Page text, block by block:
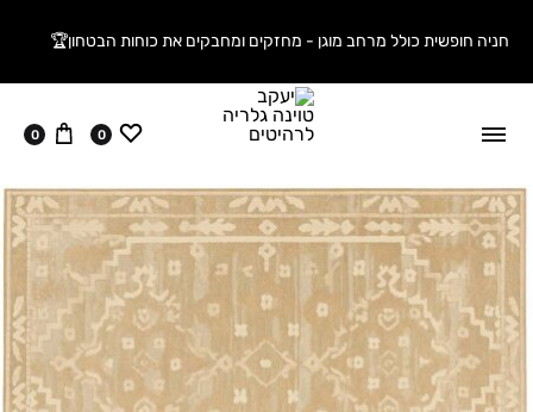
חניה חופשית כולל מרחב מוגן - מחזקים ומחבקים את כוחות הבטחון🏆
ווישליסט
0 עגלה
0